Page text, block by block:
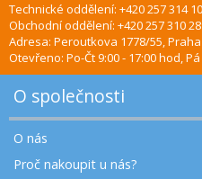
Technické oddělení: +420 257 314
Obchodní oddělení: +420 257 310
Adresa: Peroutkova 1778/55, Praha
Otevřeno: Po-Čt 9:00 - 17:00 hod,
O společnosti
O nás
Proč nakoupit u nás?